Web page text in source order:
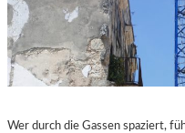
Wer durch die Gassen spaziert,